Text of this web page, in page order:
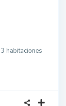
habitaciones